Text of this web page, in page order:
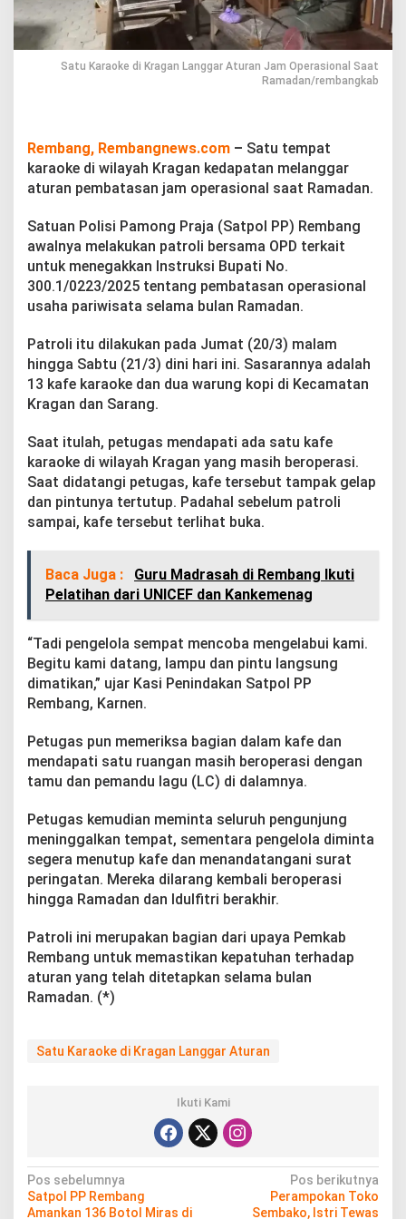
a
n
L
a
n
A
u
r
n
J
a
m
O
p
r
a
s
a
S
a
a
t
m
a
a
n
Satu Karaoke di Kragan Langgar Aturan Jam Operasional Saat
Ramadan/rembangkab
Rembang, Rembangnews.com – Satu tempat
karaoke di wilayah Kragan kedapatan melanggar
aturan pembatasan jam operasional saat Ramadan.
Satuan Polisi Pamong Praja (Satpol PP) Rembang
awalnya melakukan patroli bersama OPD terkait
untuk menegakkan Instruksi Bupati No.
300.1/0223/2025 tentang pembatasan operasional
usaha pariwisata selama bulan Ramadan.
Patroli itu dilakukan pada Jumat (20/3) malam
hingga Sabtu (21/3) dini hari ini. Sasarannya adalah
13 kafe karaoke dan dua warung kopi di Kecamatan
Kragan dan Sarang.
Saat itulah, petugas mendapati ada satu kafe
karaoke di wilayah Kragan yang masih beroperasi.
Saat didatangi petugas, kafe tersebut tampak gelap
dan pintunya tertutup. Padahal sebelum patroli
sampai, kafe tersebut terlihat buka.
Baca Juga :
Guru Madrasah di Rembang Ikuti
Pelatihan dari UNICEF dan Kankemenag
“Tadi pengelola sempat mencoba mengelabui kami.
Begitu kami datang, lampu dan pintu langsung
dimatikan,” ujar Kasi Penindakan Satpol PP
Rembang, Karnen.
Petugas pun memeriksa bagian dalam kafe dan
mendapati satu ruangan masih beroperasi dengan
tamu dan pemandu lagu (LC) di dalamnya.
Petugas kemudian meminta seluruh pengunjung
meninggalkan tempat, sementara pengelola diminta
segera menutup kafe dan menandatangani surat
peringatan. Mereka dilarang kembali beroperasi
hingga Ramadan dan Idulfitri berakhir.
Patroli ini merupakan bagian dari upaya Pemkab
Rembang untuk memastikan kepatuhan terhadap
aturan yang telah ditetapkan selama bulan
Ramadan. (*)
Satu Karaoke di Kragan Langgar Aturan
Ikuti Kami
N
a
Pos sebelumnya
Satpol PP Rembang
Amankan 136 Botol Miras di
Pos berikutnya
Perampokan Toko
Sembako, Istri Tewas